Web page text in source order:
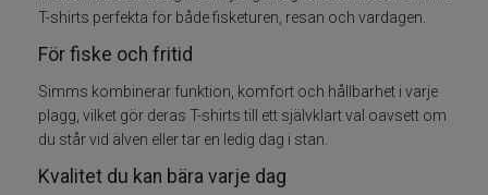
Glasögon till fiske
Flytmedel till flugfiske
T-shirts perfekta för både fisketuren, resan och vardagen.
För fiske och fritid
Simms kombinerar funktion, komfort och hållbarhet i varje
plagg, vilket gör deras T-shirts till ett självklart val oavsett om
du står vid älven eller tar en ledig dag i stan.
Kvalitet du kan bära varje dag